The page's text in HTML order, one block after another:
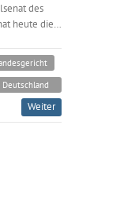
des
heute die…
Weiter